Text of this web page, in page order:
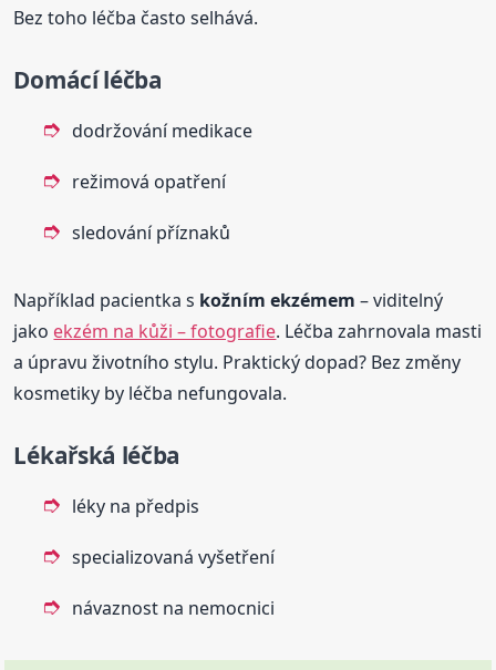
Bez toho léčba často selhává.
Domácí léčba
dodržování medikace
režimová opatření
sledování příznaků
Například pacientka s kožním ekzémem – viditelný
jako ekzém na kůži – fotografie. Léčba zahrnovala masti
a úpravu životního stylu. Praktický dopad? Bez změny
kosmetiky by léčba nefungovala.
Lékařská léčba
léky na předpis
specializovaná vyšetření
návaznost na nemocnici